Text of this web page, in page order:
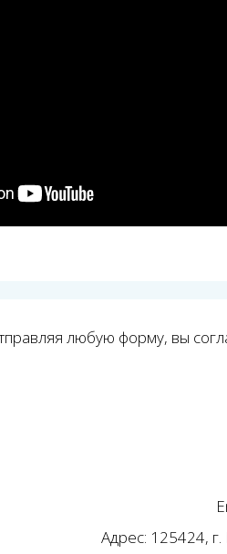
любую форму, вы
Адрес: 125424,